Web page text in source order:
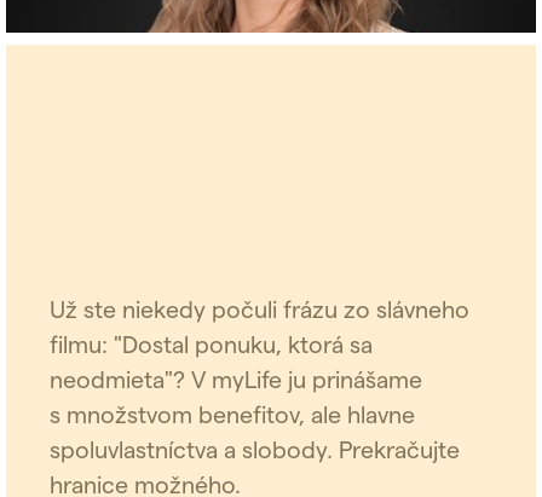
Už ste niekedy počuli frázu zo slávneho
filmu: "Dostal ponuku, ktorá sa
neodmieta"? V myLife ju prinášame
s množstvom benefitov, ale hlavne
spoluvlastníctva a slobody. Prekračujte
hranice možného.